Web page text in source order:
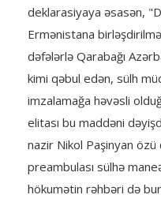
deklarasiyaya əsasən,
Ermənistana
dəfələrlə Qarabağı
kimi qəbul edən, sülh
imzalamağa həvəsli
elitası bu maddəni
nazir Nikol Paşinyan
preambulası sülhə
hökumətin rəhbəri də